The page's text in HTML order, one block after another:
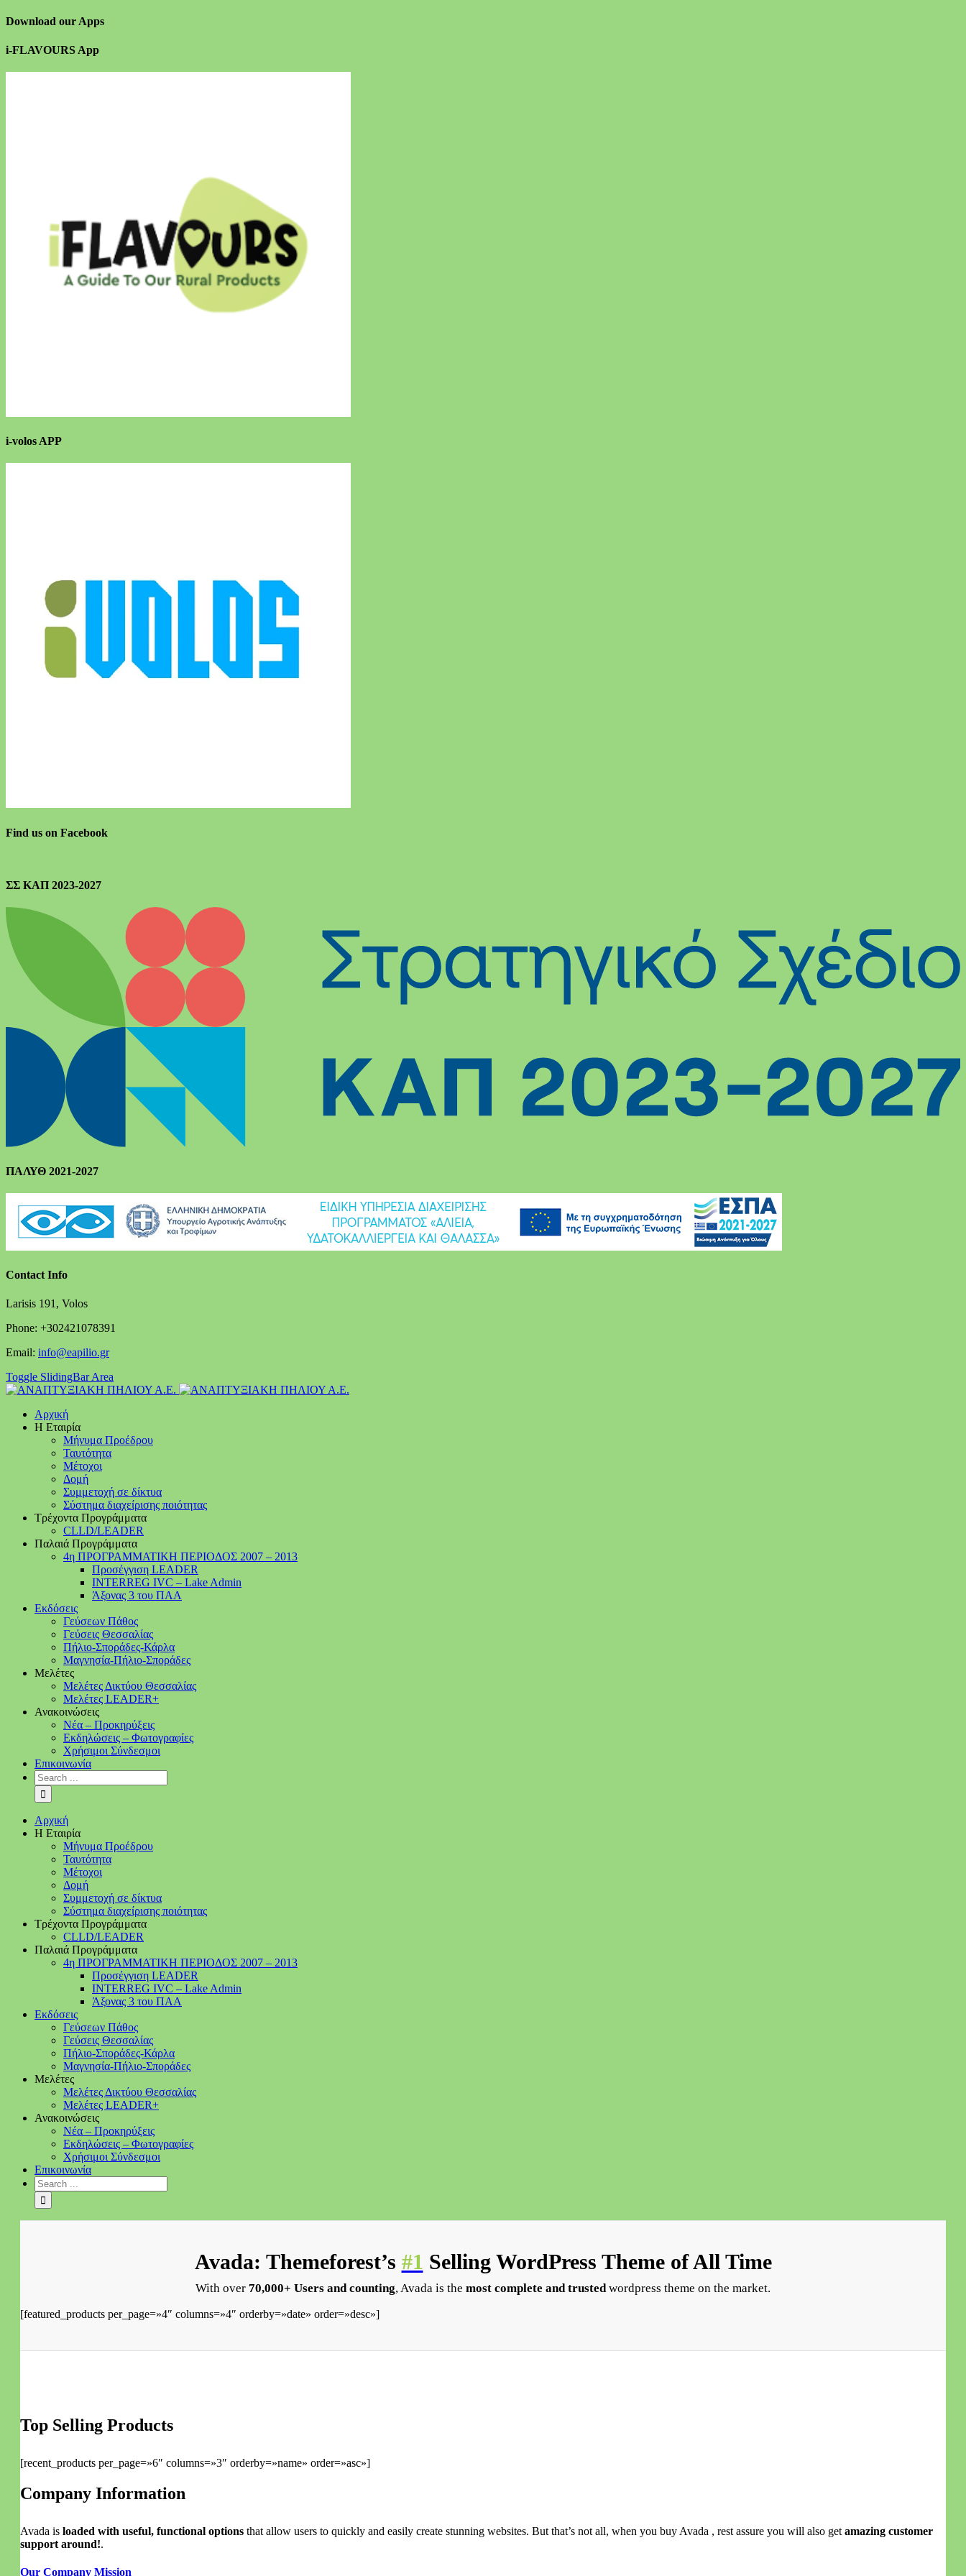
Download our Apps
i-FLAVOURS App
i-volos APP
Find us on Facebook
ΣΣ ΚΑΠ 2023-2027
ΠΑΛΥΘ 2021-2027
Contact Info
Larisis 191, Volos
Phone: +302421078391
Email: info@eapilio.gr
Toggle SlidingBar Area
Αρχική
Η Εταιρία
Μήνυμα Προέδρου
Ταυτότητα
Μέτοχοι
Δομή
Συμμετοχή σε δίκτυα
Σύστημα διαχείρισης ποιότητας
Τρέχοντα Προγράμματα
CLLD/LEADER
Παλαιά Προγράμματα
4η ΠΡΟΓΡΑΜΜΑΤΙΚΗ ΠΕΡΙΟΔΟΣ 2007 – 2013
Προσέγγιση LEADER
INTERREG IVC – Lake Admin
Άξονας 3 του ΠΑΑ
Εκδόσεις
Γεύσεων Πάθος
Γεύσεις Θεσσαλίας
Πήλιο-Σποράδες-Κάρλα
Μαγνησία-Πήλιο-Σποράδες
Μελέτες
Μελέτες Δικτύου Θεσσαλίας
Μελέτες LEADER+
Ανακοινώσεις
Νέα – Προκηρύξεις
Εκδηλώσεις – Φωτογραφίες
Χρήσιμοι Σύνδεσμοι
Επικοινωνία
Αρχική
Η Εταιρία
Μήνυμα Προέδρου
Ταυτότητα
Μέτοχοι
Δομή
Συμμετοχή σε δίκτυα
Σύστημα διαχείρισης ποιότητας
Τρέχοντα Προγράμματα
CLLD/LEADER
Παλαιά Προγράμματα
4η ΠΡΟΓΡΑΜΜΑΤΙΚΗ ΠΕΡΙΟΔΟΣ 2007 – 2013
Προσέγγιση LEADER
INTERREG IVC – Lake Admin
Άξονας 3 του ΠΑΑ
Εκδόσεις
Γεύσεων Πάθος
Γεύσεις Θεσσαλίας
Πήλιο-Σποράδες-Κάρλα
Μαγνησία-Πήλιο-Σποράδες
Μελέτες
Μελέτες Δικτύου Θεσσαλίας
Μελέτες LEADER+
Ανακοινώσεις
Νέα – Προκηρύξεις
Εκδηλώσεις – Φωτογραφίες
Χρήσιμοι Σύνδεσμοι
Επικοινωνία
Avada: Themeforest’s #1 Selling WordPress Theme of All Time
With over 70,000+ Users and counting, Avada is the most complete and trusted wordpress theme on the market.
[featured_products per_page=»4″ columns=»4″ orderby=»date» order=»desc»]
Top Selling Products
[recent_products per_page=»6″ columns=»3″ orderby=»name» order=»asc»]
Company Information
Avada is loaded with useful, functional options that allow users to quickly and easily create stunning websites. But that’s not all, when you buy Avada , rest assure you will also get amazing customer
support around!.
Our Company Mission